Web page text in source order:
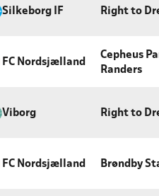
Silkeborg IF Right to
FC Nordsjælland
Cepheus
Randers
Viborg Right to
FC Nordsjælland Brøndby